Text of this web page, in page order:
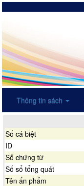
Thông tin sách
Số cá biệt
ID
Số chứng từ
Số sổ tổng quát
Tên ấn phẩm